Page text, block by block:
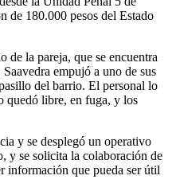
de 180.000 pesos del Estado
de la pareja, que se encuentra
empujó a uno de sus
del barrio. El personal lo
quedó libre, en fuga, y los
y se desplegó un operativo
y se solicita la colaboración de
información que pueda ser útil